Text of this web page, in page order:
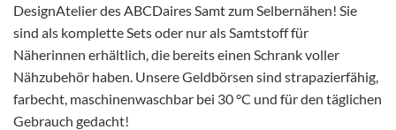
DesignAtelier des ABCDaires Samt zum Selbernähen! Sie
sind als komplette Sets oder nur als Samtstoff für
Näherinnen erhältlich, die bereits einen Schrank voller
Nähzubehör haben. Unsere Geldbörsen sind strapazierfähig,
farbecht, maschinenwaschbar bei 30 °C und für den täglichen
Gebrauch gedacht!